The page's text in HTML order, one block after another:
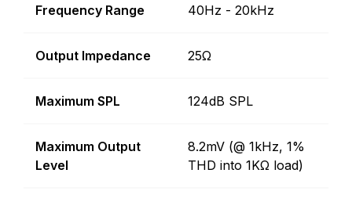
Frequency Range 40Hz - 20kHz
Output Impedance 25Ω
Maximum SPL 124dB SPL
Maximum Output
Level
8.2mV (@ 1kHz, 1%
THD into 1KΩ load)